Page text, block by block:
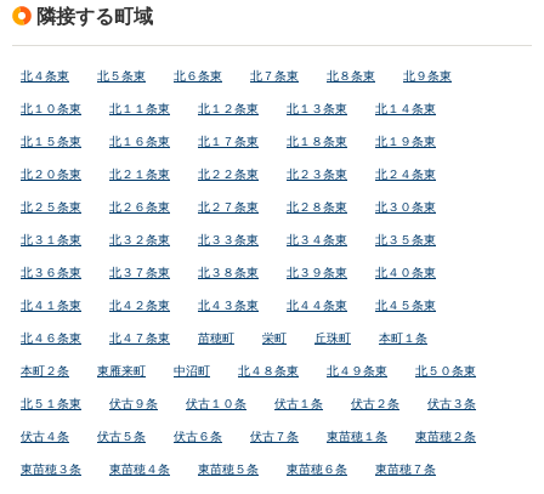
隣接する町域
北４条東 北５条東 北６条東 北７条東 北８条東 北９条東
北１０条東 北１１条東 北１２条東 北１３条東 北１４条東
北１５条東 北１６条東 北１７条東 北１８条東 北１９条東
北２０条東 北２１条東 北２２条東 北２３条東 北２４条東
北２５条東 北２６条東 北２７条東 北２８条東 北３０条東
北３１条東 北３２条東 北３３条東 北３４条東 北３５条東
北３６条東 北３７条東 北３８条東 北３９条東 北４０条東
北４１条東 北４２条東 北４３条東 北４４条東 北４５条東
北４６条東 北４７条東 苗穂町 栄町 丘珠町 本町１条
本町２条 東雁来町 中沼町 北４８条東 北４９条東 北５０条東
北５１条東 伏古９条 伏古１０条 伏古１条 伏古２条 伏古３条
伏古４条 伏古５条 伏古６条 伏古７条 東苗穂１条 東苗穂２条
東苗穂３条 東苗穂４条 東苗穂５条 東苗穂６条 東苗穂７条